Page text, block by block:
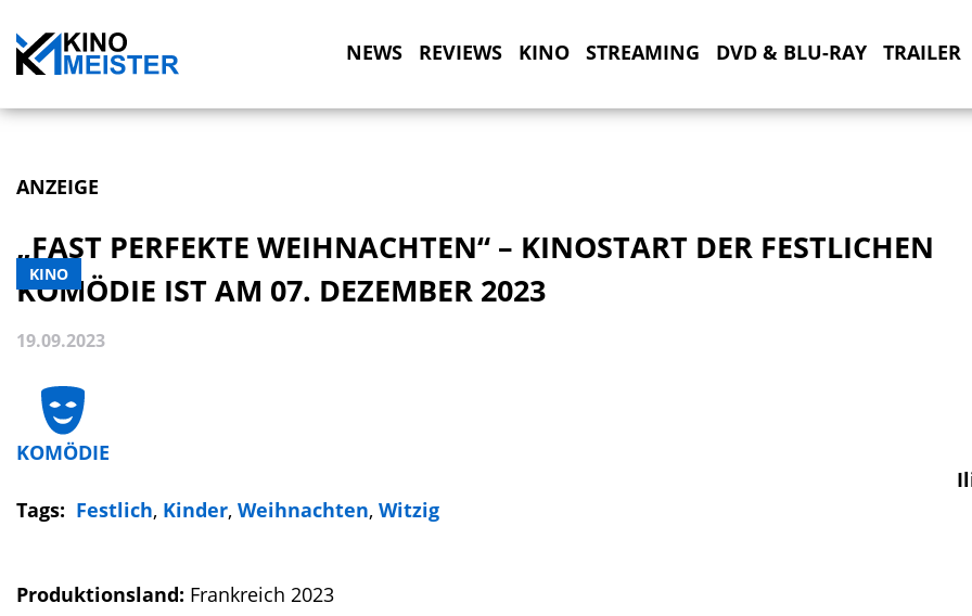
NEWS REVIEWS KINO STREAMING DVD & BLU-RAY TRAILER
ANZEIGE
KINO
„FAST PERFEKTE WEIHNACHTEN“ – KINOSTART DER FESTLICHEN
KOMÖDIE IST AM 07. DEZEMBER 2023
19.09.2023
KOMÖDIE
Tags: Festlich, Kinder, Weihnachten, Witzig
Produktionsland: Frankreich 2023